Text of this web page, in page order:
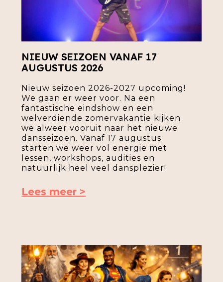
NIEUW SEIZOEN VANAF 17
AUGUSTUS 2026
Nieuw seizoen 2026-2027 upcoming!
We gaan er weer voor. Na een
fantastische eindshow en een
welverdiende zomervakantie kijken
we alweer vooruit naar het nieuwe
dansseizoen. Vanaf 17 augustus
starten we weer vol energie met
lessen, workshops, audities en
natuurlijk heel veel dansplezier!
Lees meer >